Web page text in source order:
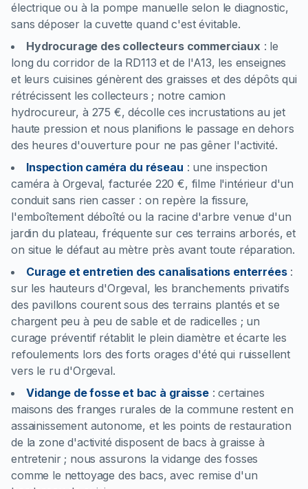
électrique ou à la pompe manuelle selon le diagnostic,
sans déposer la cuvette quand c'est évitable.
Hydrocurage des collecteurs commerciaux : le
long du corridor de la RD113 et de l'A13, les enseignes
et leurs cuisines génèrent des graisses et des dépôts qui
rétrécissent les collecteurs ; notre camion
hydrocureur, à 275 €, décolle ces incrustations au jet
haute pression et nous planifions le passage en dehors
des heures d'ouverture pour ne pas gêner l'activité.
Inspection caméra du réseau : une inspection
caméra à Orgeval, facturée 220 €, filme l'intérieur d'un
conduit sans rien casser : on repère la fissure,
l'emboîtement déboîté ou la racine d'arbre venue d'un
jardin du plateau, fréquente sur ces terrains arborés, et
on situe le défaut au mètre près avant toute réparation.
Curage et entretien des canalisations enterrées:
sur les hauteurs d'Orgeval, les branchements privatifs
des pavillons courent sous des terrains plantés et se
chargent peu à peu de sable et de radicelles ; un
curage préventif rétablit le plein diamètre et écarte les
refoulements lors des forts orages d'été qui ruissellent
vers le ru d'Orgeval.
Vidange de fosse et bac à graisse:certaines
maisons des franges rurales de la commune restent en
assainissement autonome, et les points de restauration
de la zone d'activité disposent de bacs à graisse à
entretenir ; nous assurons la vidange des fosses
comme le nettoyage des bacs, avec remise d'un